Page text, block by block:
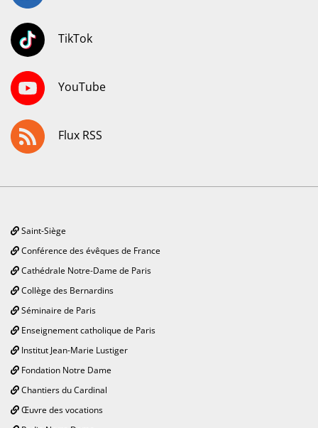
TikTok
YouTube
Flux RSS
Saint-Siège
Conférence des évêques de France
Cathédrale Notre-Dame de Paris
Collège des Bernardins
Séminaire de Paris
Enseignement catholique de Paris
Institut Jean-Marie Lustiger
Fondation Notre Dame
Chantiers du Cardinal
Œuvre des vocations